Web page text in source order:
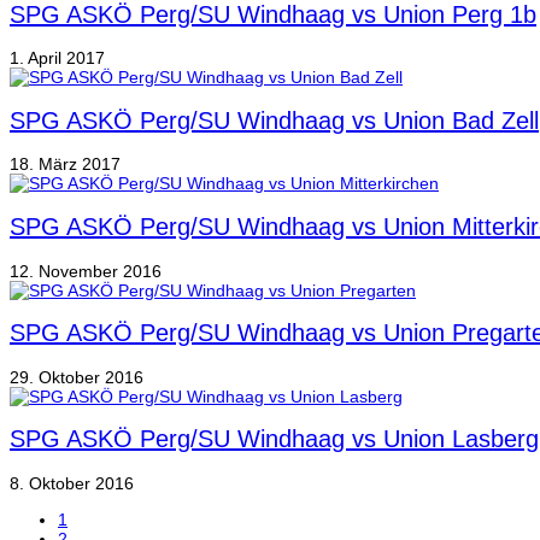
SPG ASKÖ Perg/SU Windhaag vs Union Perg 1b
1. April 2017
SPG ASKÖ Perg/SU Windhaag vs Union Bad Zell
18. März 2017
SPG ASKÖ Perg/SU Windhaag vs Union
12. November 2016
SPG ASKÖ Perg/SU Windhaag vs Union
29. Oktober 2016
SPG ASKÖ Perg/SU Windhaag vs Union Lasberg
8. Oktober 2016
1